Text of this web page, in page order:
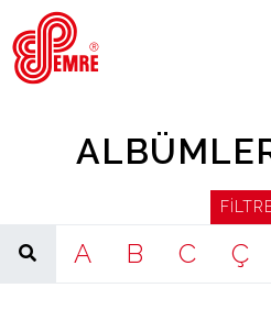
EMRE PLAK
ARAMA
Giriş Yap/Kayıt Ol
A B C Ç